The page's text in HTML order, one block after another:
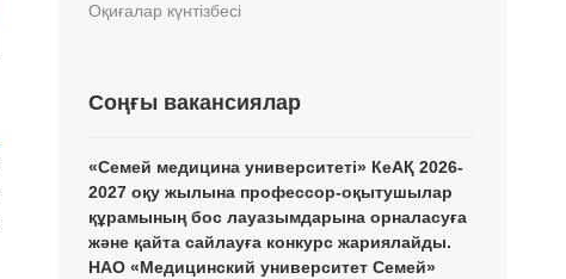
Оқиғалар күнтізбесі
Соңғы вакансиялар
«Семей медицина университеті» КеАҚ 2026-
2027 оқу жылына профессор-оқытушылар
құрамының бос лауазымдарына орналасуға
және қайта сайлауға конкурс жариялайды.
НАО «Медицинский университет Семей»